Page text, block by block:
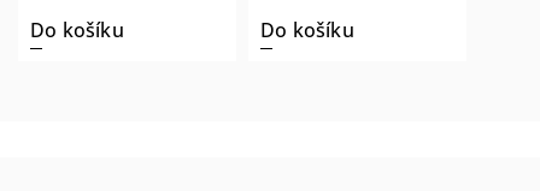
Do košíku Do košíku